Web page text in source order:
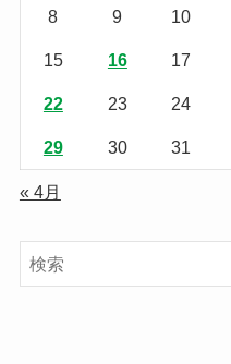
8 9 10
15 16 17
22 23 24
29 30 31
« 4月